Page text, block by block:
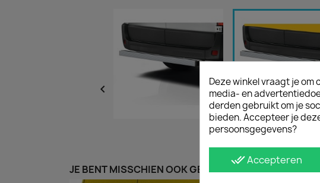

JE BENT MISSCHIEN OOK GEÏNTERESSEERD IN
Deze winkel vraagt je
media- en
derden gebruikt om je
bieden. Accepteer je
persoonsgegevens?
done_allAccepteren